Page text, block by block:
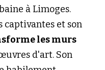
à Limoges.
captivantes et son
les murs
d'art. Son